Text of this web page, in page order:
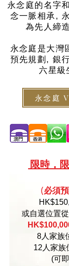
永念庭的名字
念一脈相承,
為先人締
永念庭是大灣
預先規劃, 銀
六星級
永念庭
限時，
(必須預
HK
或自選位置
8人家族
12人家族
(可